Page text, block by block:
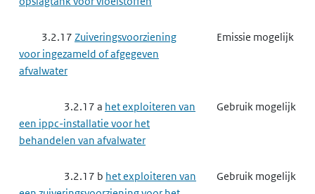
3.2.17 Zuiveringsvoorziening
voor ingezameld of afgegeven
afvalwater
Emissie mogelijk
3.2.17 a het exploiteren van
een ippc-installatie voor het
behandelen van afvalwater
Gebruik mogelijk
3.2.17 b het exploiteren van
Gebruik mogelijk